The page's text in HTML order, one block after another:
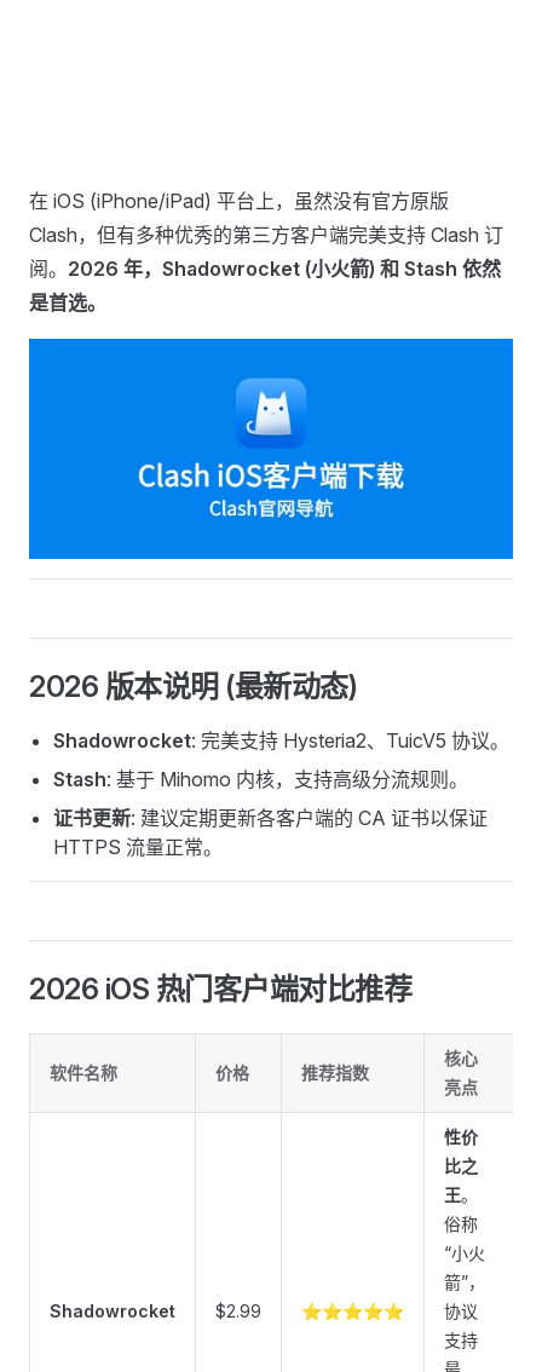
在 iOS (iPhone/iPad) 平台上，虽然没有官方原版
Clash，但有多种优秀的第三方客户端完美支持 Clash 订
阅。 2026 年，Shadowrocket (小火箭) 和 Stash 依然
是首选。
2026 版本说明 (最新动态)
Shadowrocket: 完美支持 Hysteria2、TuicV5 协议。
Stash: 基于 Mihomo 内核，支持高级分流规则。
证书更新: 建议定期更新各客户端的 CA 证书以保证
HTTPS 流量正常。
2026 iOS 热门客户端对比推荐
软件名称 价格 推荐指数
核心
亮点
Shadowrocket $2.99 ⭐⭐⭐⭐⭐
性价
比之
王。
俗称
“小火
箭”，
协议
支持